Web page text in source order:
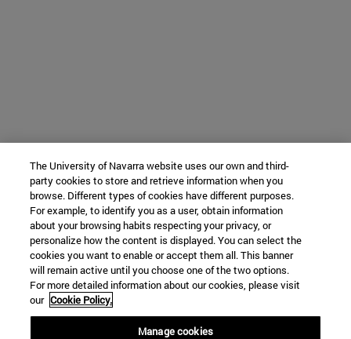
The University of Navarra website uses our own and third-
party cookies to store and retrieve information when you
browse. Different types of cookies have different purposes.
For example, to identify you as a user, obtain information
about your browsing habits respecting your privacy, or
personalize how the content is displayed. You can select the
cookies you want to enable or accept them all. This banner
will remain active until you choose one of the two options.
For more detailed information about our cookies, please visit
our Cookie Policy.
Manage cookies